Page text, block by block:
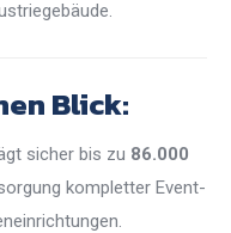
Blick:
sicher bis zu 86.000
kompletter Event-